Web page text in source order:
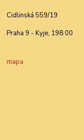
Cidlinská 559/19
Praha 9 - Kyje, 198 00
mapa